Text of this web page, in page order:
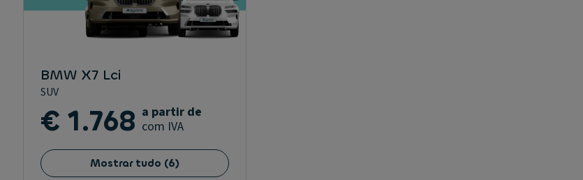
BMW X7 Lci
SUV
€ 1.768 a partir de
com IVA
Mostrar tudo (6)